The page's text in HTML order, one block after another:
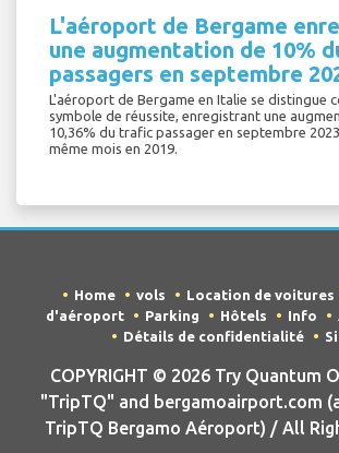
L'aéroport de Bergame
une augmentation de 10%
passagers en septembre
L'aéroport de Bergame en Italie se distingue
symbole de réussite, enregistrant une
10,36% du trafic passager en septembre
même mois en 2019.
Home vols Location de voitures
d'aéroport
Parking Hôtels Info
Détails de confidentialité
COPYRIGHT © 2026 Try Quantum
"TripTQ" and bergamoairport.com
TripTQ Bergamo Aéroport) / All